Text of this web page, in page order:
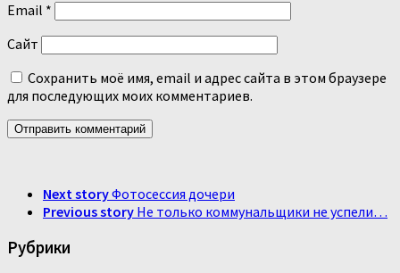
Email *
Сайт
Сохранить моё имя, email и адрес сайта в этом браузере
для последующих моих комментариев.
Next storyФотосессия дочери
Previous story Не только коммунальщики не успели…
Рубрики